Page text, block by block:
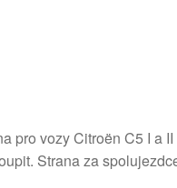
pro vozy Citroën C5 I a
Strana za